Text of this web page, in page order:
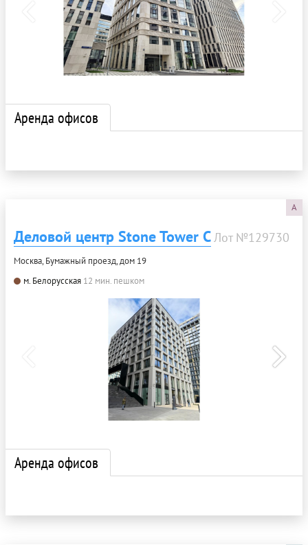
Аренда офисов
A
Деловой центр Stone Tower СЛот №129730
Москва, Бумажный проезд, дом 19
м. Белорусская 12 мин. пешком
Аренда офисов